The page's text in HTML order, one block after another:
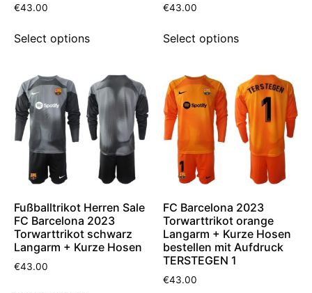
€43.00
Select options
€43.00
Select options
Fußballtrikot Herren Sale
FC Barcelona 2023
Torwarttrikot schwarz
Langarm + Kurze Hosen
€43.00
FC Barcelona 2023
Torwarttrikot orange
Langarm + Kurze Hosen
bestellen mit Aufdruck
TERSTEGEN 1
€43.00